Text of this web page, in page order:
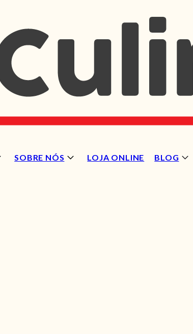
SOBRE NÓS LOJA ONLINE BLOG